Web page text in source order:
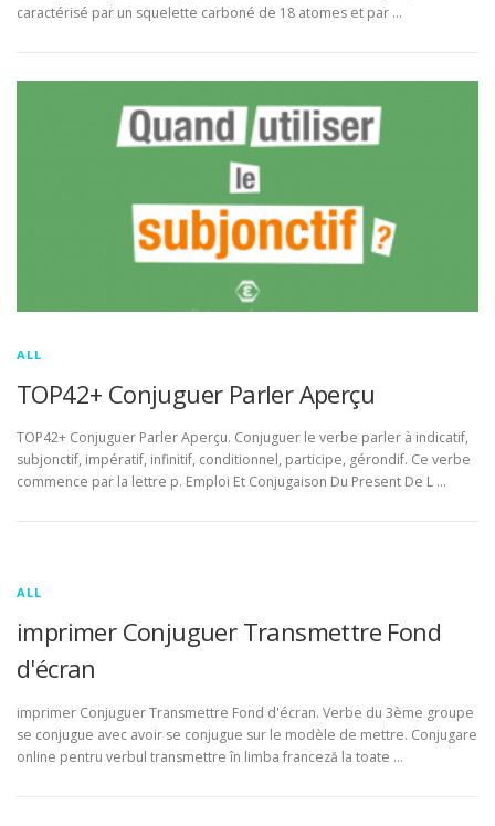
caractérisé par un squelette carboné de 18 atomes et par …
ALL
TOP42+ Conjuguer Parler Aperçu
TOP42+ Conjuguer Parler Aperçu. Conjuguer le verbe parler à indicatif,
subjonctif, impératif, infinitif, conditionnel, participe, gérondif. Ce verbe
commence par la lettre p. Emploi Et Conjugaison Du Present De L …
ALL
imprimer Conjuguer Transmettre Fond
d'écran
imprimer Conjuguer Transmettre Fond d'écran. Verbe du 3ème groupe
se conjugue avec avoir se conjugue sur le modèle de mettre. Conjugare
online pentru verbul transmettre în limba franceză la toate …